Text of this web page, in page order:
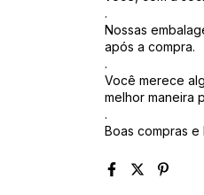
.
Nossas
após a compra.
.
Você merece
melhor maneira
.
Boas compras